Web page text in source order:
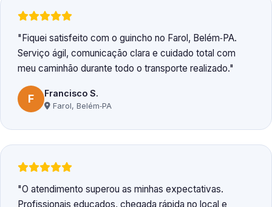
Fiquei satisfeito com o guincho no Farol, Belém‑PA.
Serviço ágil, comunicação clara e cuidado total com
meu caminhão durante todo o transporte realizado.
F Francisco S.
Farol, Belém‑PA
O atendimento superou as minhas expectativas.
Profissionais educados, chegada rápida no local e